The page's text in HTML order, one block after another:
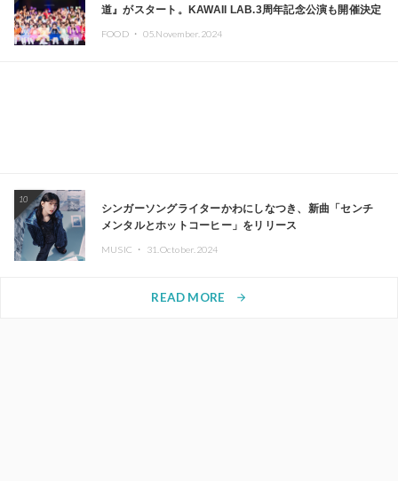
道』がスタート。KAWAII LAB.3周年記念公演も開催決定
FOOD ・ 05.November.2024
10
シンガーソングライターかわにしなつき、新曲「センチ
メンタルとホットコーヒー」をリリース
MUSIC ・ 31.October.2024
READ MORE arrow_forward